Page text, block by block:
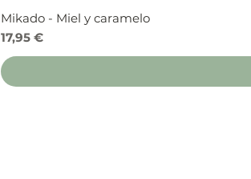
Mikado - Miel y caramelo
Precio
17,95 €